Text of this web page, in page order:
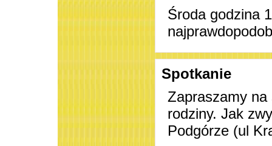
Środa godzina
Spotkanie
Zapraszamy na
rodziny. Jak
Podgórze (ul